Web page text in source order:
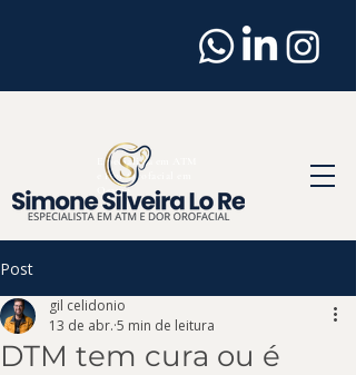
Dentista
Especialista em ATM
e Dor Orofacial em
Osasco
Post
DTM tem cura ou é
gil celidonio
13 de abr. 5 min de leitura